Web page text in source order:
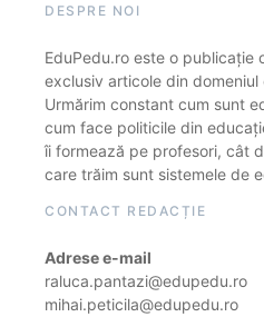
DESPRE NOI
EduPedu.ro este o publicație
exclusiv articole din
Urmărim constant cum sunt
cum face politicile din
îi formează pe profesori, cât
care trăim sunt sistemele de
CONTACT REDACȚIE
Adrese e-mail
raluca.pantazi@edupedu.ro
mihai.peticila@edupedu.ro